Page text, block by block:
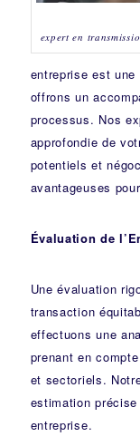
expert en
entreprise est une
offrons un
processus. Nos
approfondie de
potentiels et
avantageuses
Évaluation de
Une évaluation
transaction
effectuons une
prenant en
et sectoriels.
estimation
entreprise.